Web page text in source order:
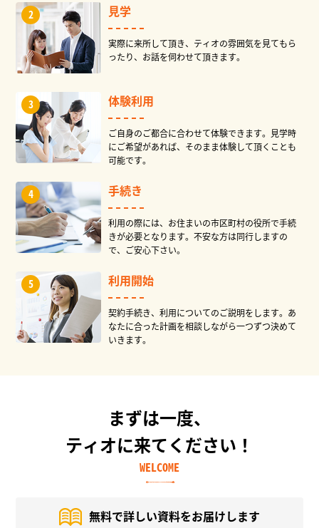
見学
実際に来所して頂き、ティオの雰囲気を見てもら
ったり、お話を伺わせて頂きます。
体験利用
ご自身のご都合に合わせて体験できます。見学時
にご希望があれば、そのまま体験して頂くことも
可能です。
手続き
利用の際には、お住まいの市区町村の役所で手続
きが必要となります。不安な方は同行しますの
で、ご安心下さい。
利用開始
契約手続き、利用についてのご説明をします。あ
なたに合った計画を相談しながら一つずつ決めて
いきます。
まずは一度、
ティオに来てください！
WELCOME
無料で詳しい資料をお届けします